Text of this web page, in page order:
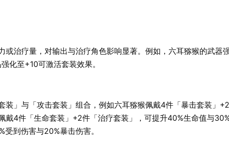
治疗量，对输出与治疗角色影响显著。例如，六耳猕猴的武器
化至+10可激活套装效果。
」与「攻击套装」组合，例如六耳猕猴佩戴4件「暴击套装」
4件「生命套装」+2件「治疗套装」，可提升40%生命值与
到伤害与20%暴击伤害。